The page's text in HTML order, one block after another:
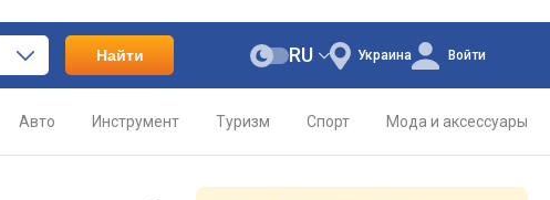
Найти Украина
RU Войти
Авто Инструмент Туризм Спорт Мода и аксессуары